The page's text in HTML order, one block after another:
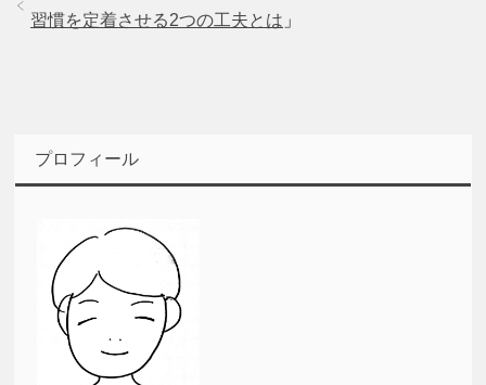
習慣を定着させる2つの工夫とは 」
プロフィール